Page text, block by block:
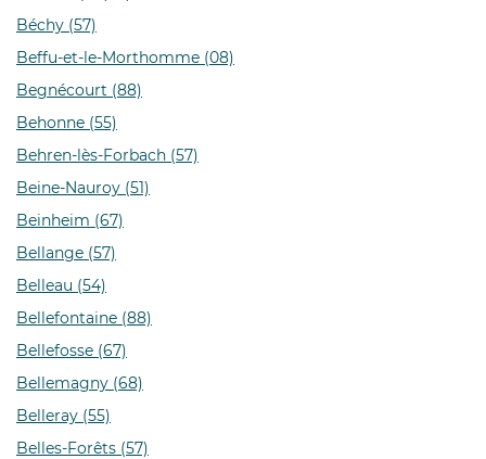
Béchy (57)
Beffu-et-le-Morthomme (08)
Begnécourt (88)
Behonne (55)
Behren-lès-Forbach (57)
Beine-Nauroy (51)
Beinheim (67)
Bellange (57)
Belleau (54)
Bellefontaine (88)
Bellefosse (67)
Bellemagny (68)
Belleray (55)
Belles-Forêts (57)